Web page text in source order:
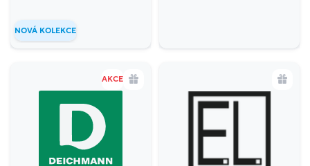
NOVÁ KOLEKCE
AKCE